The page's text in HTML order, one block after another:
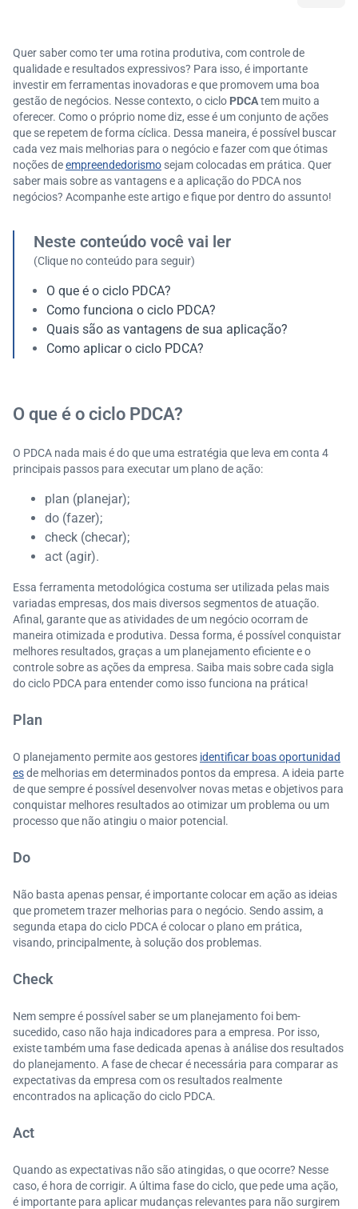
Quer saber como ter uma rotina produtiva, com controle de
qualidade e resultados expressivos? Para isso, é importante
investir em ferramentas inovadoras e que promovem uma boa
gestão de negócios. Nesse contexto, o ciclo PDCAtem muito a
oferecer. Como o próprio nome diz, esse é um conjunto de ações
que se repetem de forma cíclica. Dessa maneira, é possível buscar
cada vez mais melhorias para o negócio e fazer com que ótimas
noções deempreendedorismo sejam colocadas em prática. Quer
saber mais sobre as vantagens e a aplicação do PDCA nos
negócios? Acompanhe este artigo e fique por dentro do assunto!
Neste conteúdo você vai ler
(Clique no conteúdo para seguir)
O que é o ciclo PDCA?
Como funciona o ciclo PDCA?
Quais são as vantagens de sua aplicação?
Como aplicar o ciclo PDCA?
O que é o ciclo PDCA?
O PDCA nada mais é do que uma estratégia que leva em conta 4
principais passos para executar um plano de ação:
plan (planejar);
do (fazer);
check (checar);
act (agir).
Essa ferramenta metodológica costuma ser utilizada pelas mais
variadas empresas, dos mais diversos segmentos de atuação.
Afinal, garante que as atividades de um negócio ocorram de
maneira otimizada e produtiva. Dessa forma, é possível conquistar
melhores resultados, graças a um planejamento eficiente e o
controle sobre as ações da empresa. Saiba mais sobre cada sigla
do ciclo PDCA para entender como isso funciona na prática!
Plan
O planejamento permite aos gestores identificar boas oportunidad
esde melhorias em determinados pontos da empresa. A ideia parte
de que sempre é possível desenvolver novas metas e objetivos para
conquistar melhores resultados ao otimizar um problema ou um
processo que não atingiu o maior potencial.
Do
Não basta apenas pensar, é importante colocar em ação as ideias
que prometem trazer melhorias para o negócio. Sendo assim, a
segunda etapa do ciclo PDCA é colocar o plano em prática,
visando, principalmente, à solução dos problemas.
Check
Nem sempre é possível saber se um planejamento foi bem-
sucedido, caso não haja indicadores para a empresa. Por isso,
existe também uma fase dedicada apenas à análise dos resultados
do planejamento. A fase de checar é necessária para comparar as
expectativas da empresa com os resultados realmente
encontrados na aplicação do ciclo PDCA.
Act
Quando as expectativas não são atingidas, o que ocorre? Nesse
caso, é hora de corrigir. A última fase do ciclo, que pede uma ação,
é importante para aplicar mudanças relevantes para não surgirem